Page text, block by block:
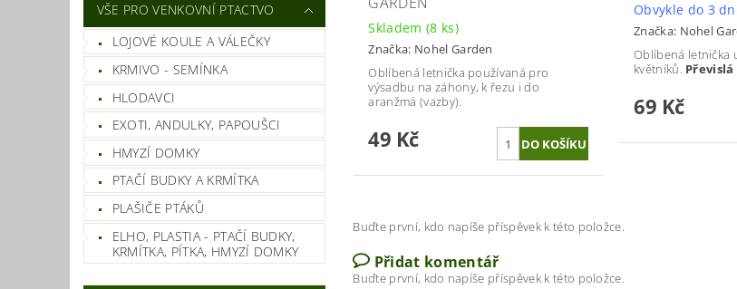
VŠE PRO VENKOVNÍ PTACTVO
LOJOVÉ KOULE A VÁLEČKY
KRMIVO - SEMÍNKA
HLODAVCI
EXOTI, ANDULKY, PAPOUŠCI
HMYZÍ DOMKY
PTAČÍ BUDKY A KRMÍTKA
PLAŠIČE PTÁKŮ
ELHO, PLASTIA - PTAČÍ BUDKY,
KRMÍTKA, PÍTKA, HMYZÍ DOMKY
Skladem (8 ks)
Značka: Nohel Garden
Oblíbená letnička používaná pro
výsadbu na záhony, k řezu i do
aranžmá (vazby).
49 Kč
Obvykle do 3
Značka: Nohel
Oblíbená letnička
květníků.
69 Kč
Buďte první, kdo napíše příspěvek k této položce.
Přidat komentář
Buďte první, kdo napíše příspěvek k této položce.